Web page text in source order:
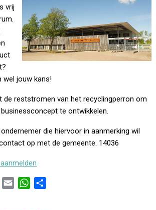
vrij
wel jouw kans!
de reststromen van het recyclingperron om
te ontwikkelen.
die hiervoor in aanmerking wil
op met de gemeente. 14036
W